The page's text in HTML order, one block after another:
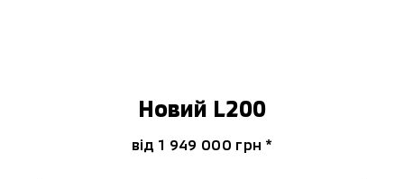
Новий L200
від 1 949 000 гpн *